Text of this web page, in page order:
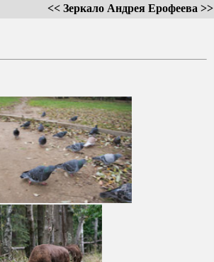
<< Зеркало Андрея Ерофеева >>